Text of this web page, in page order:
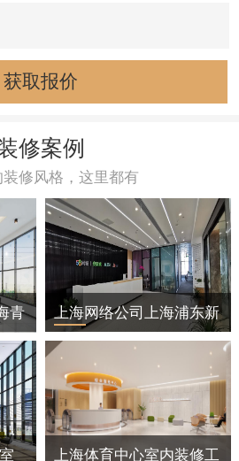
获取报价
修案例
修风格，这里都有
青 上海网络公司上海浦东新
区办公室装修
上海体育中心室内装修工